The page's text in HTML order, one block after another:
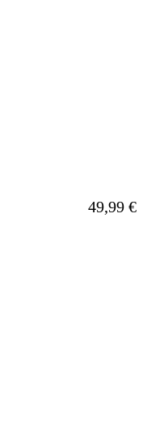
Ab
49,99 €